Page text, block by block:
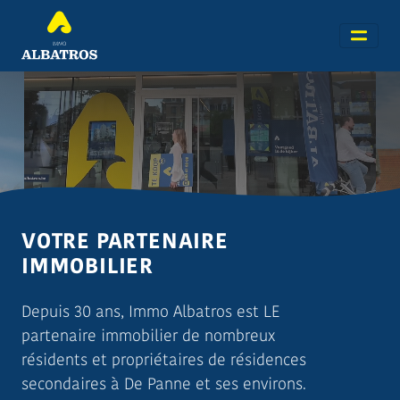
VOTRE PARTENAIRE
IMMOBILIER
Depuis 30 ans, Immo Albatros est LE
partenaire immobilier de nombreux
résidents et propriétaires de résidences
secondaires à De Panne et ses environs.